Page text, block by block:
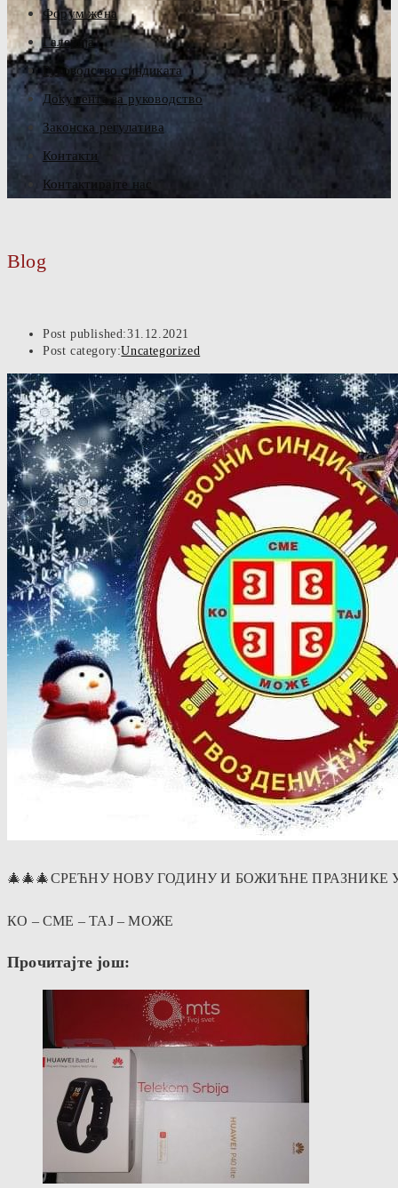
Форум жена
Галерија
Руководство синдиката
Документа за руководство
Законска регулатива
Контакти
Контактирајте нас
Blog
Post published:31.12.2021
Post category:Uncategorized
🎄🎄🎄СРЕЋНУ НОВУ ГОДИНУ И БОЖИЋНЕ
КО – СМЕ – ТАЈ – МОЖЕ
Прочитајте још: